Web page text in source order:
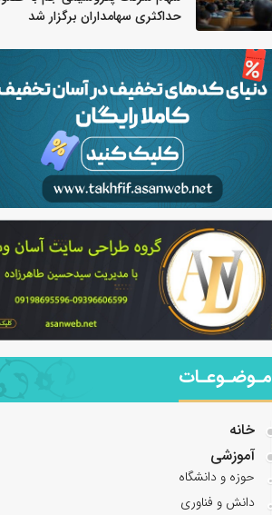
حداکثری سهامداران برگزار شد
مـوضـوعـات
خانه
آموزشی
حوزه و دانشگاه
دانش و فناوری